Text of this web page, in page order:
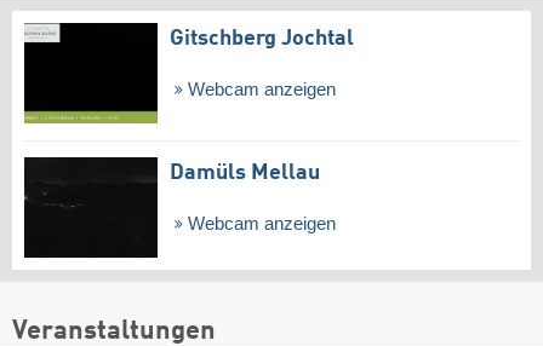
Gitschberg Jochtal
Webcam anzeigen
Damüls Mellau
Webcam anzeigen
Veranstaltungen